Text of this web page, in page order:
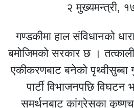
२ मुख्यमन्त्री,
गण्डकीमा हाल संविधानको
बमोजिमको सरकार छ ।
एकीकरणबाट बनेको
पार्टी विभाजनपछि विघटन
समर्थनबाट कांग्रेसका